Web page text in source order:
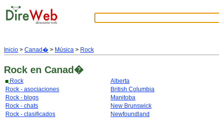
Inicio > Canad� > Música > Rock
Rock en Canad�
Rock
Rock - asociaciones
Rock - blogs
Rock - chats
Rock - clasificados
Alberta
British Columbia
Manitoba
New Brunswick
Newfoundland